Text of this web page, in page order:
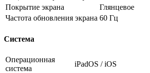
Покрытие экрана
Глянцевое
Частота обновления экрана 60 Гц
Система
Операционная
система
iPadOS / iOS